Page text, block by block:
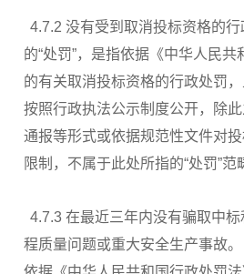
4.7.2 没有受到取消投标资格的
的“处罚”，是指依据《中华人民
的有关取消投标资格的行政处罚
按照行政执法公示制度公开，除此
通报等形式或依据规范性文件对
限制，不属于此处所指的“处罚”范
4.7.3 在最近三年内没有骗取中
程质量问题或重大安全生产事故。